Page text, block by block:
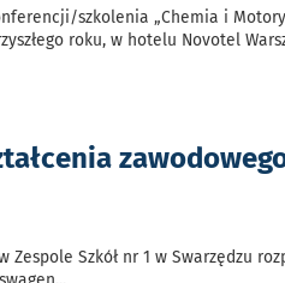
szkolenia „Chemia i
roku, w hotelu Novotel
Szkół nr 1 w Swarzędzu